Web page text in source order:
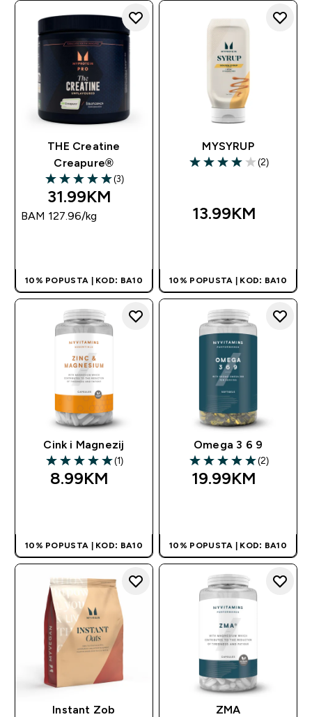
THE Creatine
Creapure®
5 out of 5 stars
(3)
31.99KM‎
BAM 127.96‎/kg
10% POPUSTA | KOD: BA10
MYSYRUP
4 out of 5 stars
(2)
13.99KM‎
10% POPUSTA | KOD: BA10
Cink i Magnezij
5 out of 5 stars
(1)
8.99KM‎
10% POPUSTA | KOD: BA10
Omega 3 6 9
5 out of 5 stars
(2)
19.99KM‎
10% POPUSTA | KOD: BA10
Instant Zob ZMA